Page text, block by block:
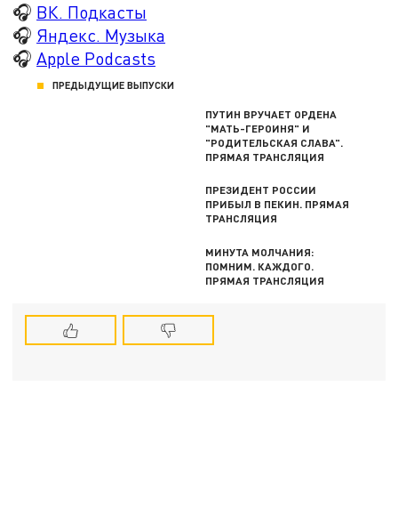
🎧 ВК. Подкасты
🎧 Яндекс. Музыка
🎧 Apple Podcasts
ПРЕДЫДУЩИЕ ВЫПУСКИ
ПУТИН ВРУЧАЕТ ОРДЕНА
"МАТЬ-ГЕРОИНЯ" И
"РОДИТЕЛЬСКАЯ СЛАВА".
ПРЯМАЯ ТРАНСЛЯЦИЯ
ПРЕЗИДЕНТ РОССИИ
ПРИБЫЛ В ПЕКИН. ПРЯМАЯ
ТРАНСЛЯЦИЯ
МИНУТА МОЛЧАНИЯ:
ПОМНИМ. КАЖДОГО.
ПРЯМАЯ ТРАНСЛЯЦИЯ